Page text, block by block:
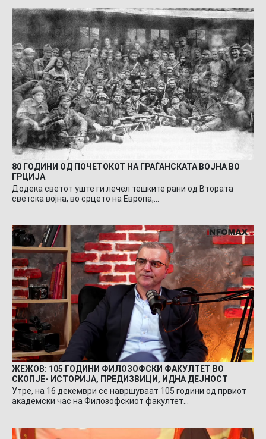
80 ГОДИНИ ОД ПОЧЕТОКОТ НА ГРАЃАНСКАТА ВОЈНА ВО
ГРЦИЈА
Додека светот уште ги лечел тешките рани од Втората
светска војна, во срцето на Европа,…
ЖЕЖОВ: 105 ГОДИНИ ФИЛОЗОФСКИ ФАКУЛТЕТ ВО
СКОПЈЕ- ИСТОРИЈА, ПРЕДИЗВИЦИ, ИДНА ДЕЈНОСТ
Утре, на 16 декември се навршуваат 105 години од првиот
академски час на Филозофскиот факултет…